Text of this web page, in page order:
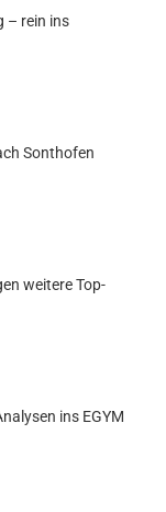
– rein ins
Sonthofen
weitere Top-
ins EGYM